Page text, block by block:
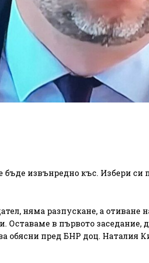
извънредно къс. Избери си
няма разпускане, а отиване
в първото заседание,
обясни пред БНР доц. Наталия